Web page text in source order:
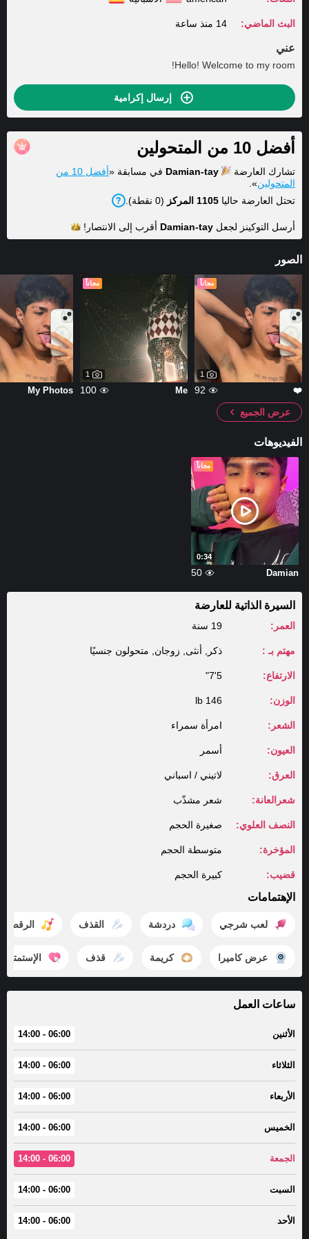
البث الماضي: 14 منذ ساعة
عني
Hello! Welcome to my room!
إرسال إكرامية
أفضل 10 من المتحولين
تشارك العارضة Damian-tay في مسابقة «
أفضل 10 من
المتحولين».
تحتل العارضة حاليا 1105 المركز (0 نقطة).
أرسل التوكينز لجعل Damian-tay أقرب إلى الانتصار!
الصور
مجاناً
1
❤️
92
مجاناً
1
Me
100
My Photos
عرض الجميع
الفيديوهات
مجاناً
0:34
Damian
50
السيرة الذاتية للعارضة
العمر: 19 سنة
مهتم بـ : ذكر, أنثى, زوجان, متحولون جنسيًا
الارتفاع: 5'7"
الوزن: 146 lb
الشعر: امرأة سمراء
العيون: أسمر
العرق: لاتيني / اسباني
شعرالعانة: شعر مشذّب
النصف العلوي: صغيرة الحجم
المؤخرة: متوسطة الحجم
قضيب: كبيرة الحجم
الإهتمامات
لعب شرجي دردشة القذف الرقص
عرض كاميرا كريمة قذف الإستمتاع
ساعات العمل
الأثنين 06:00 - 14:00
الثلاثاء 06:00 - 14:00
الأربعاء 06:00 - 14:00
الخميس 06:00 - 14:00
الجمعة 06:00 - 14:00
السبت 06:00 - 14:00
الأحد 06:00 - 14:00